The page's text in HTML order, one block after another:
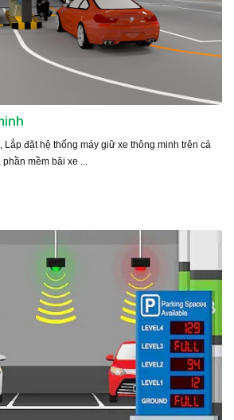
Lắp đặt hệ thống máy giữ xe thông minh trên cả
mềm bãi xe ...